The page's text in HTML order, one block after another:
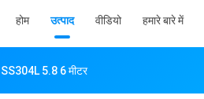
होम उत्पाद वीडियो हमारे बारे में
5.8 6 मीटर